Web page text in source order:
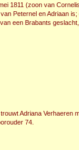
1811 (zoon van Cornelis
Peternel en Adriaan is;
een Brabants geslacht,
Adriana Verhaeren
74.